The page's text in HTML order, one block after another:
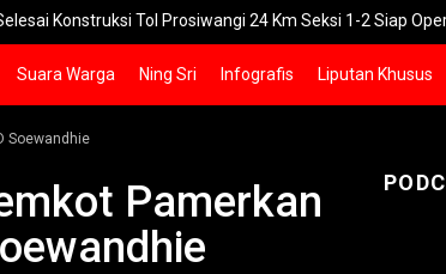
Tol Prosiwangi 24 Km Seksi 1-2 Siap Operasi
Suara Warga Ning Sri Infografis Liputan Khusus
Soewandhie
Pamerkan